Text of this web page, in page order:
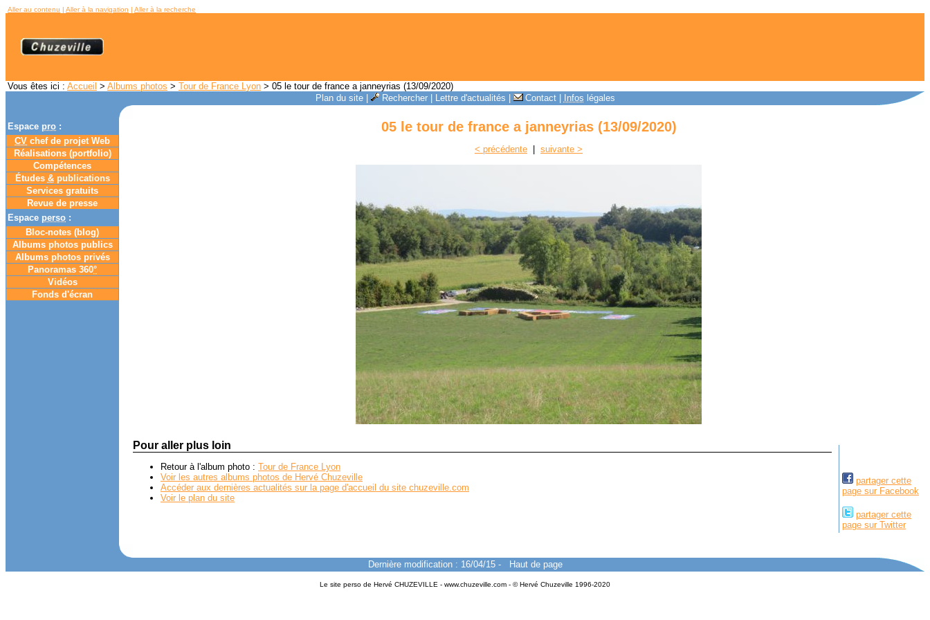
Aller au contenu | Aller à la navigation | Aller à la recherche
Vous êtes ici : Accueil > Albums photos > Tour de France Lyon > 05 le tour de france a janneyrias (13/09/2020)
Plan du site| Rechercher| Lettre d'actualités Contact| Infos légales
Espace pro :
CV chef de projet Web
Réalisations (portfolio)
Compétences
Études &publications
Services gratuits
Revue de presse
Espace perso :
Bloc-notes (blog)
Albums photos publics
Albums photos privés
Panoramas 360°
Vidéos
Fonds d'écran
05 le tour de france a janneyrias (13/09/2020)
< précédente suivante >
partager cette
page sur Facebook
partager cette
page sur Twitter
Pour aller plus loin
Retour à l'album photo : Tour de France Lyon
Voir les autres albums photos de Hervé Chuzeville
Accéder aux dernières actualités sur la page d'accueil du site chuzeville.com
Voir le plan du site
Dernière modification : 16/04/15- Haut de page
Le site perso de Hervé CHUZEVILLE - www.chuzeville.com - © Hervé Chuzeville 1996-2020